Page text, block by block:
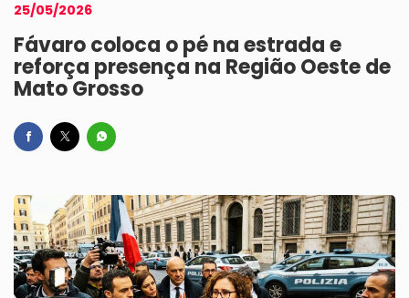
25/05/2026
Fávaro coloca o pé na estrada e
reforça presença na Região Oeste de
Mato Grosso